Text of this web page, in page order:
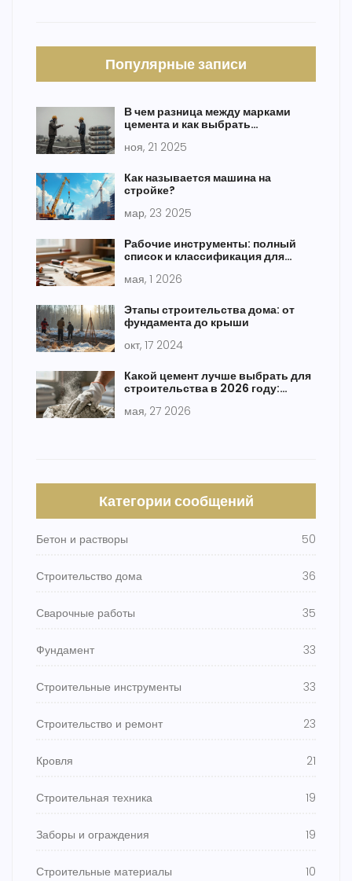
Популярные записи
В чем разница между марками
цемента и как выбрать
ноя, 21 2025
Как называется машина на
стройке?
мар, 23 2025
Рабочие инструменты: полный
список и классификация для
мая, 1 2026
Этапы строительства дома: от
фундамента до крыши
окт, 17 2024
Какой цемент лучше выбрать для
строительства в 2026 году:
мая, 27 2026
Категории сообщений
Бетон и растворы 50
Строительство дома 36
Сварочные работы 35
Фундамент 33
Строительные инструменты 33
Строительство и ремонт 23
Кровля 21
Строительная техника 19
Заборы и ограждения 19
Строительные материалы 10